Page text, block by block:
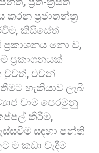
ප්‍රජාතන්ත්‍ර
කිසිසේත්
නො ව,
ප්‍රකාශනයක්
එවන්
හැකියාව ලැබී
වාම පෙරමුනු
කිරීම,
සඳහා පන්ති
ම කඩා වැදීම